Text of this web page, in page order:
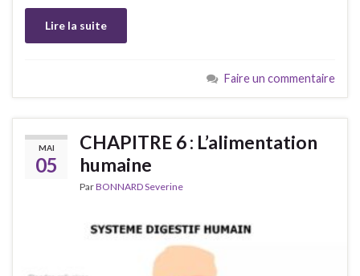
Lire la suite
Faire un commentaire
MAI
05
CHAPITRE 6 : L’alimentation
humaine
ParBONNARD Severine